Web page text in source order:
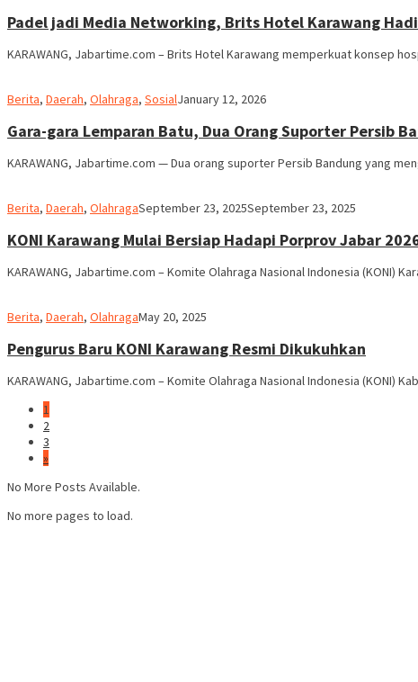
Padel jadi Media Networking, Brits Hotel Karawang
KARAWANG, Jabartime.com – Brits Hotel Karawang memperkuat konsep
Berita, Daerah, Olahraga, Sosialadmin
January 12, 2026
Gara-gara Lemparan Batu, Dua Orang Suporter Persib
KARAWANG, Jabartime.com — Dua orang suporter Persib Bandung yang
Berita, Daerah, Olahragaadmin
September 23, 2025September 23, 2025
KONI Karawang Mulai Bersiap Hadapi Porprov Jabar
KARAWANG, Jabartime.com – Komite Olahraga Nasional Indonesia (KONI)
Berita, Daerah, Olahragaadmin
May 20, 2025
Pengurus Baru KONI Karawang Resmi Dikukuhkan
KARAWANG, Jabartime.com – Komite Olahraga Nasional Indonesia (KONI)
1
2
3
»
No More Posts Available.
No more pages to load.